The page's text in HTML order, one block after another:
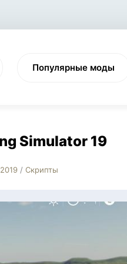
CYBERPUNK 2077
Популярные моды
Simulator 19
/ Скрипты